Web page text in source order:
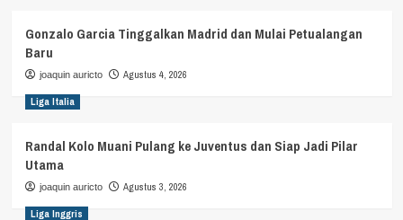
Gonzalo Garcia Tinggalkan Madrid dan Mulai Petualangan
Baru
joaquin auricto Agustus 4, 2026
Liga Italia
Randal Kolo Muani Pulang ke Juventus dan Siap Jadi Pilar
Utama
joaquin auricto Agustus 3, 2026
Liga Inggris